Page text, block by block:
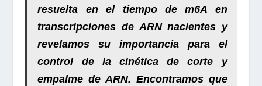
resuelta en el tiempo de m6A en
transcripciones de ARN nacientes y
revelamos su importancia para el
control de la cinética de corte y
empalme de ARN. Encontramos que